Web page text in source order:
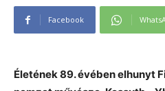
Facebook
Életének 89. évében elhunyt